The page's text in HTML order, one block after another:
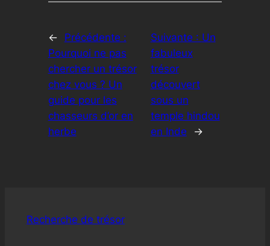
←
Précédente :
Pourquoi ne pas
chercher un trésor
chez vous ? Un
guide pour les
chasseurs d’or en
herbe
Suivante : Un
fabuleux
trésor
découvert
sous un
temple hindou
en Inde
→
Recherche de trésor